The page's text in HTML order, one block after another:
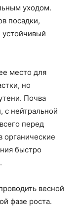
уходом.
посадки,
устойчивый
место для
но
Почва
нейтральной
перед
органические
быстро
весной
фазе роста.